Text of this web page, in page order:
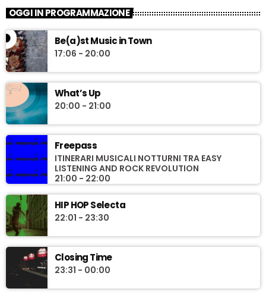
OGGI IN PROGRAMMAZIONE
Be(a)st Music in Town
17:06 - 20:00
What’s Up
20:00 - 21:00
Freepass
ITINERARI MUSICALI NOTTURNI TRA EASY
LISTENING AND ROCK REVOLUTION
21:00 - 22:00
HIP HOP Selecta
22:01 - 23:30
Closing Time
23:31 - 00:00